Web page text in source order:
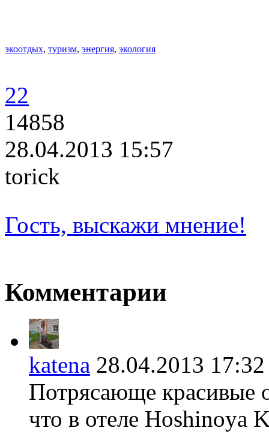
экоотдых, туризм, энергия, экология
22
14858
28.04.2013 15:57
torick
Гость, выскажи мнение!
Комментарии
katena 28.04.2013
Потрясающе красивые
что в отеле Hoshinoya